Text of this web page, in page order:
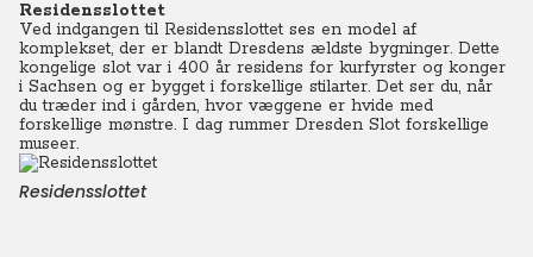
Residensslottet
Ved indgangen til Residensslottet ses en model af
komplekset, der er blandt Dresdens ældste bygninger. Dette
kongelige slot var i 400 år residens for kurfyrster og konger
i Sachsen og er bygget i forskellige stilarter. Det ser du, når
du træder ind i gården, hvor væggene er hvide med
forskellige mønstre. I dag rummer Dresden Slot forskellige
museer.
Residensslottet